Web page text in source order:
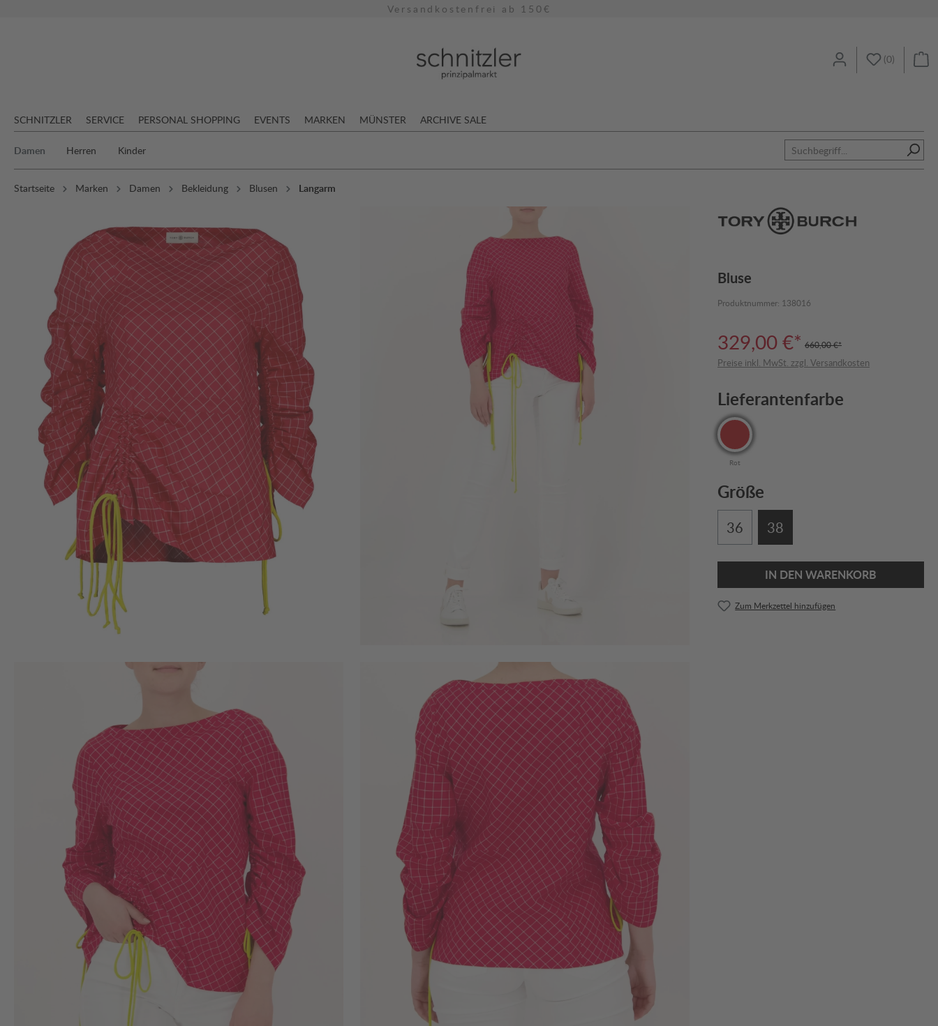
Versandkostenfrei ab 150€
(0)
SCHNITZLER SERVICE PERSONAL SHOPPING EVENTS MARKEN MÜNSTER ARCHIVE SALE
Damen Herren Kinder
Startseite Marken Damen Bekleidung Blusen Langarm
Bluse
Produktnummer: 138016
329,00 €* 660,00 €*
Preise inkl. MwSt. zzgl. Versandkosten
Lieferantenfarbe
Rot
Größe
36 38
IN DEN WARENKORB
Zum Merkzettel hinzufügen